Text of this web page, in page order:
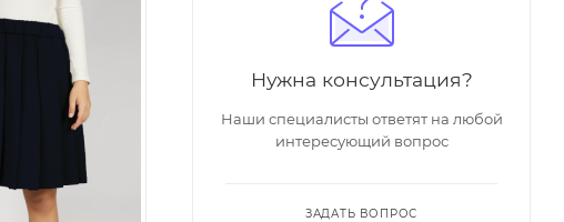
Нужна консультация?
Наши специалисты ответят на любой
интересующий вопрос
ЗАДАТЬ ВОПРОС